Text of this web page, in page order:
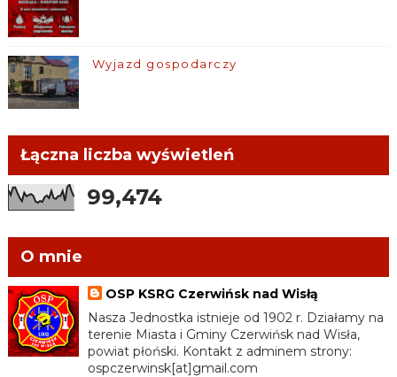
Wyjazd gospodarczy
Łączna liczba wyświetleń
99,474
O mnie
OSP KSRG Czerwińsk nad Wisłą
Nasza Jednostka istnieje od 1902 r. Działamy na
terenie Miasta i Gminy Czerwińsk nad Wisła,
powiat płoński. Kontakt z adminem strony:
ospczerwinsk[at]gmail.com